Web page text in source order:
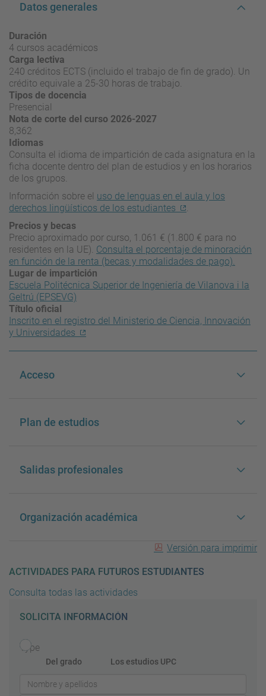
Datos generales
Duración
4 cursos académicos
Carga lectiva
240 créditos ECTS (incluido el trabajo de fin de grado). Un
crédito equivale a 25-30 horas de trabajo.
Tipos de docencia
Presencial
Nota de corte del curso 2026-2027
8,362
Idiomas
Consulta el idioma de impartición de cada asignatura en la
ficha docente dentro del plan de estudios y en los horarios
de los grupos.
Información sobre el uso de lenguas en el aula y los
derechos lingüísticos de los estudiantes
.
Precios y becas
Precio aproximado por curso, 1.061 € (1.800 € para no
residentes en la UE). Consulta el porcentaje de minoración
en función de la renta (becas y modalidades de pago).
Lugar de impartición
Escuela Politécnica Superior de Ingeniería de Vilanova i la
Geltrú (EPSEVG)
Título oficial
Inscrito en el registro del Ministerio de Ciencia, Innovación
y Universidades
Acceso
Plan de estudios
Salidas profesionales
Organización académica
Versión para imprimir
ACTIVIDADES PARA FUTUROS ESTUDIANTES
Consulta todas las actividades
SOLICITA INFORMACIÓN
Type
Del grado Los estudios UPC